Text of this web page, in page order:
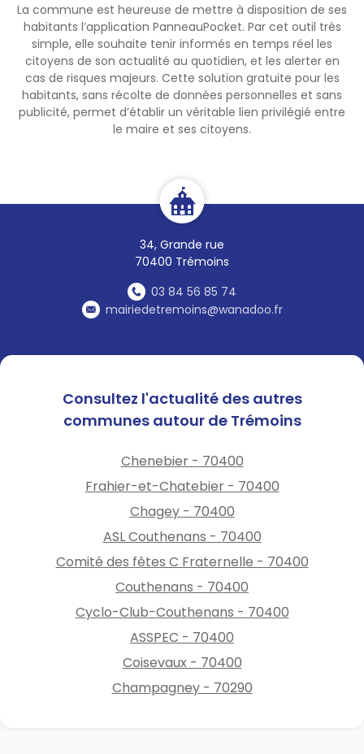
La commune est heureuse de mettre à disposition de ses
habitants l’application PanneauPocket. Par cet outil très
simple, elle souhaite tenir informés en temps réel les
citoyens de son actualité au quotidien, et les alerter en
cas de risques majeurs. Cette solution gratuite pour les
habitants, sans récolte de données personnelles et sans
publicité, permet d’établir un véritable lien privilégié entre
le maire et ses citoyens.
34, Grande rue
70400 Trémoins
03 84 56 85 74
mairiedetremoins@wanadoo.fr
Consultez l'actualité des autres
communes autour de Trémoins
Chenebier - 70400
Frahier-et-Chatebier - 70400
Chagey - 70400
ASL Couthenans - 70400
Comité des fêtes C Fraternelle - 70400
Couthenans - 70400
Cyclo-Club-Couthenans - 70400
ASSPEC - 70400
Coisevaux - 70400
Champagney - 70290